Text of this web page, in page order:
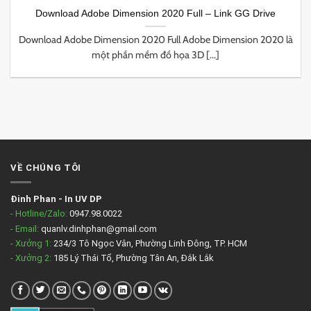
Download Adobe Dimension 2020 Full – Link GG Drive
Download Adobe Dimension 2020 Full Adobe Dimension 2020 là
một phần mềm đồ họa 3D [...]
VỀ CHÚNG TÔI
Đinh Phan - In UV DP
- Hotline/Zalo: 0947.98.0022
- Email: quanlv.dinhphan@gmail.com
- Xưởng 1: 234/3 Tô Ngọc Vân, Phường Linh Đông, TP. HCM
- Xưởng 2: 185 Lý Thái Tổ, Phường Tân An, Đắk Lắk